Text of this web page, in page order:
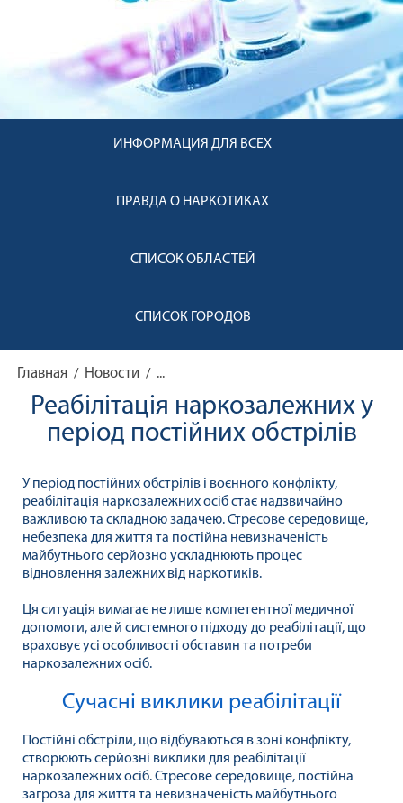
ИНФОРМАЦИЯ ДЛЯ ВСЕХ
ПРАВДА О НАРКОТИКАХ
СПИСОК ОБЛАСТЕЙ
СПИСОК ГОРОДОВ
Главная / Новости / ...
Реабілітація наркозалежних у
період постійних обстрілів
У період постійних обстрілів і воєнного конфлікту,
реабілітація наркозалежних осіб стає надзвичайно
важливою та складною задачею. Стресове середовище,
небезпека для життя та постійна невизначеність
майбутнього серйозно ускладнюють процес
відновлення залежних від наркотиків.
Ця ситуація вимагає не лише компетентної медичної
допомоги, але й системного підходу до реабілітації, що
враховує усі особливості обставин та потреби
наркозалежних осіб.
Сучасні виклики реабілітації
Постійні обстріли, що відбуваються в зоні конфлікту,
створюють серйозні виклики для реабілітації
наркозалежних осіб. Стресове середовище, постійна
загроза для життя та невизначеність майбутнього